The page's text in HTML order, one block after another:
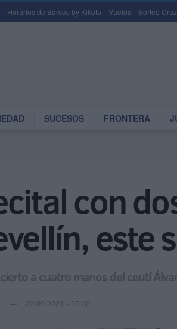
Horarios de Barcos by Kikoto Vuelos Sorteo
SUCESOS FRONTERA
con
este
a cuatro manos del ceutí
22/05/2021 - 05:00